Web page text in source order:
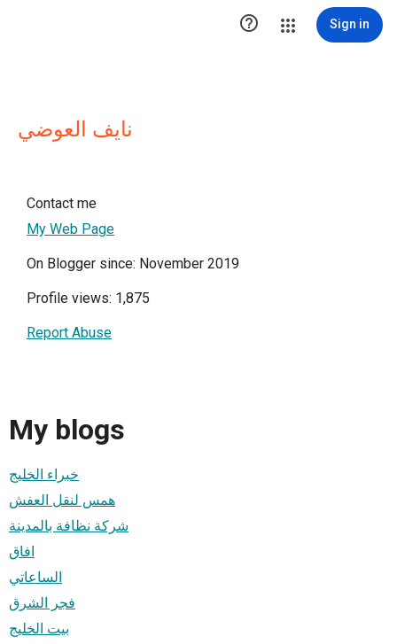
 Sign in
نايف العوضي
Contact me
My Web Page
On Blogger since: November 2019
Profile views: 1,875
Report Abuse
My blogs
خبراء الخليج
همس لنقل العفش
شركة نظافة بالمدينة
افاق
الساعاتي
فجر الشرق
بيت الخليج